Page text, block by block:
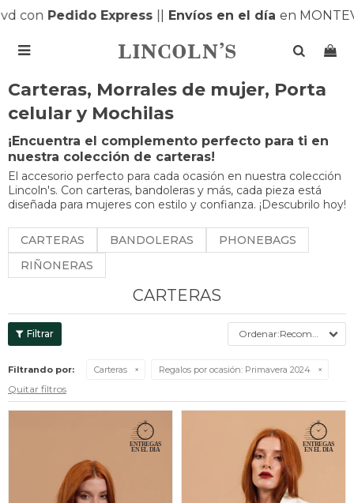
Pedido Express||Envíos en el díaen

Carteras, Morrales de mujer, Porta
celular y Mochilas
¡Encuentra el complemento perfecto para ti en
nuestra colección de carteras!
El accesorio perfecto para cada ocasión en nuestra colección
Lincoln's. Con carteras, bandoleras y más, cada pieza está
diseñada para mujeres con estilo y confianza. ¡Descubrilo hoy!
CARTERAS BANDOLERAS
PHONEBAGS
RIÑONERAS
CARTERAS
Recomendados
Filtrando por: Carteras Regalos por ocasión: Primavera 2024
Quitar filtros